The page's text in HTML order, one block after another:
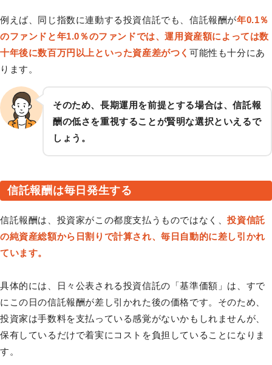
例えば、同じ指数に連動する投資信託でも、信託報酬が年0.1％
のファンドと年1.0％のファンドでは、運用資産額によっては数
十年後に数百万円以上といった資産差がつく 可能性も十分にあ
ります。
そのため、長期運用を前提とする場合は、信託報
酬の低さを重視することが賢明な選択といえるで
しょう。
信託報酬は毎日発生する
信託報酬は、投資家がこの都度支払うものではなく、投資信託
の純資産総額から日割りで計算され、毎日自動的に差し引かれ
ています。
具体的には、日々公表される投資信託の「基準価額」は、すで
にこの日の信託報酬が差し引かれた後の価格です。そのため、
投資家は手数料を支払っている感覚がないかもしれませんが、
保有しているだけで着実にコストを負担していることになりま
す。